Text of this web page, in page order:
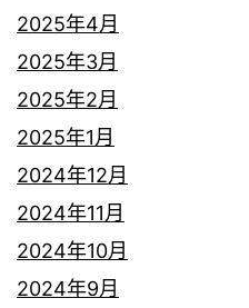
2025年4月
2025年3月
2025年2月
2025年1月
2024年12月
2024年11月
2024年10月
2024年9月